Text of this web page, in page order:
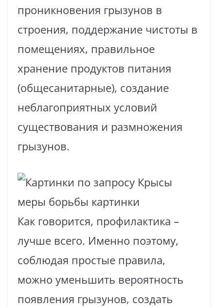
проникновения грызунов в
строения, поддержание чистоты в
помещениях, правильное
хранение продуктов питания
(общесанитарные), создание
неблагоприятных условий
существования и размножения
грызунов.
Как говорится, профилактика –
лучше всего. Именно поэтому,
соблюдая простые правила,
можно уменьшить вероятность
появления грызунов, создать